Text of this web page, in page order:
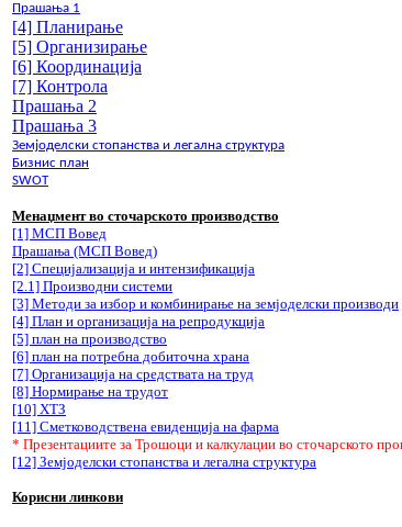
Прашања 1
[4] Планирање
[5] Организирање
[6] Координација
[7] Контрола
Прашања 2
Прашања 3
Земјоделски стопанства и легална структура
Бизнис план
SWOT
Менаџмент во сточарското производство
[1] МСП Вовед
Прашања (МСП Вовед)
[2] Специјализација и интензификација
[2.1] Производни системи
[3] Методи за избор и комбинирање на земјоделски производи
[4] План и организација на репродукција
[5] план на производство
[6] план на потребна добиточна храна
[7] Организација на средствата на труд
[8] Нормирање на трудот
[10] ХТЗ
[11] Сметководствена евиденција на фарма
* Презентациите за Трошоци и калкулации во сточарското
[12] Земјоделски стопанства и легална структура
Корисни линкови